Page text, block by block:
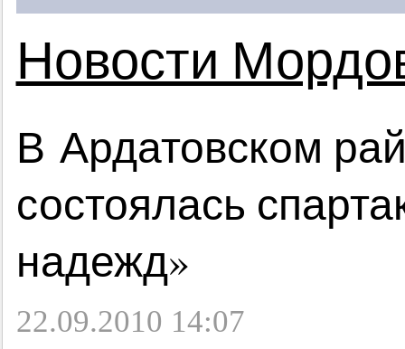
Новости
В Ардатовском
состоялась
надежд»
22.09.2010 14:07